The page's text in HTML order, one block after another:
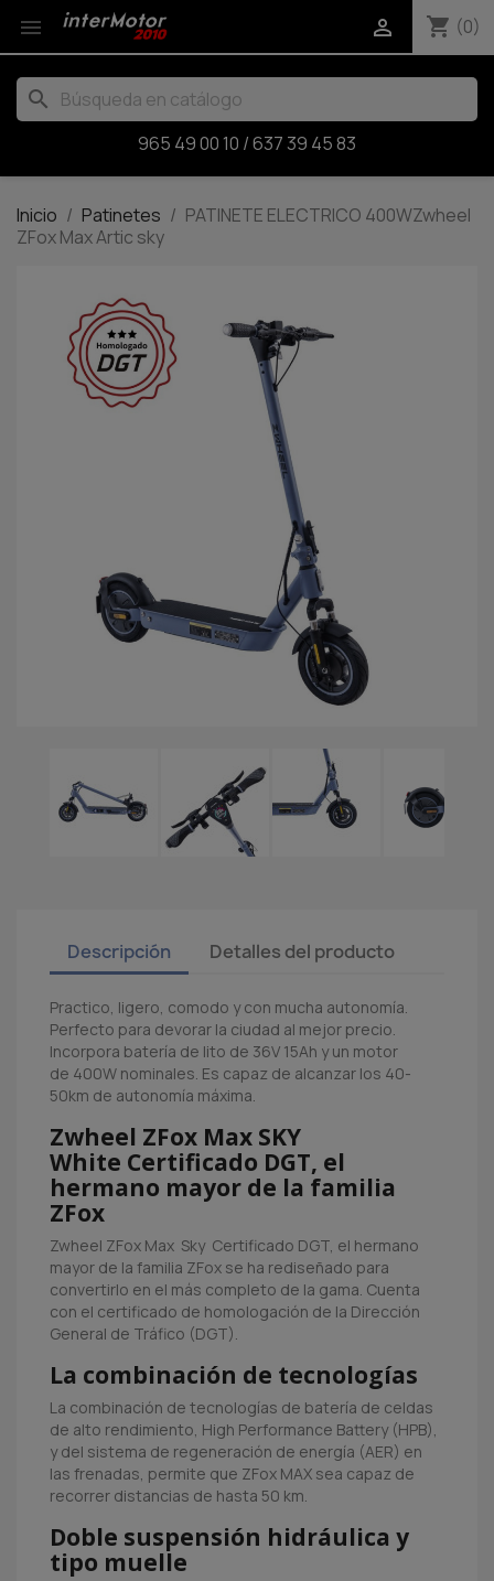
 shopping_cart (0)

search
965 49 00 10 /637 39 45 83
Inicio Patinetes
PATINETE ELECTRICO 400WZwheel
ZFox Max Artic sky
Descripción Detalles del producto
Practico, ligero, comodo y con mucha autonomía.
Perfecto para devorar la ciudad al mejor precio.
Incorpora batería de lito de 36V 15Ah y un motor
de 400W nominales. Es capaz de alcanzar los 40-
50km de autonomía máxima.
Zwheel ZFox Max SKY
White Certificado DGT, el
hermano mayor de la familia
ZFox
Zwheel ZFox Max Sky Certificado DGT, el hermano
mayor de la familia ZFox se ha rediseñado para
convertirlo en el más completo de la gama. Cuenta
con el certificado de homologación de la Dirección
General de Tráfico (DGT).
La combinación de tecnologías
La combinación de tecnologías de batería de celdas
de alto rendimiento, High Performance Battery (HPB),
y del sistema de regeneración de energía (AER) en
las frenadas, permite que ZFox MAX sea capaz de
recorrer distancias de hasta 50 km.
Doble suspensión hidráulica y
tipo muelle